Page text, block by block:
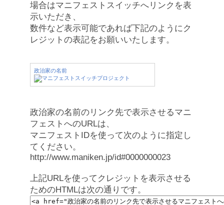
場合はマニフェストスイッチへリンクを表
示いただき、
数件など表示可能であれば下記のようにク
レジットの表記をお願いいたします。
政治家の名前
政治家の名前のリンク先で表示させるマニ
フェストへのURLは、
マニフェストIDを使って次のように指定し
てください。
http://www.maniken.jp/id#0000000023
上記URLを使ってクレジットを表示させる
ためのHTMLは次の通りです。